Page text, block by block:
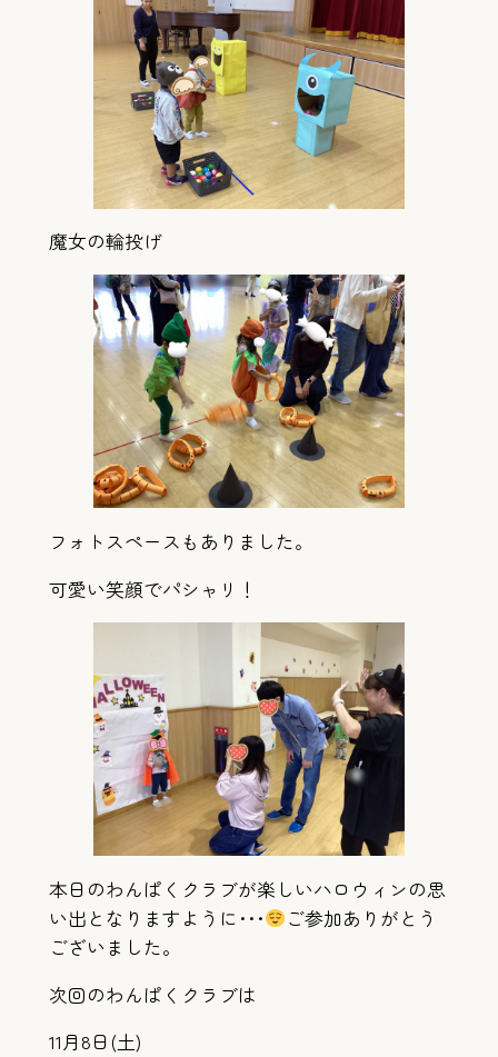
魔女の輪投げ
フォトスペースもありました。
可愛い笑顔でパシャリ！
本日のわんぱくクラブが楽しいハロウィンの思
い出となりますように･･･
ご参加ありがとう
ございました。
次回のわんぱくクラブは
11月8日(土)